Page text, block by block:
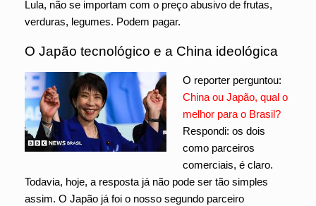
Lula, não se importam com o preço abusivo de frutas,
verduras, legumes. Podem pagar.
O Japão tecnológico e a China ideológica
O reporter perguntou:
China ou Japão, qual o
melhor para o Brasil?
Respondi: os dois
como parceiros
comerciais, é claro.
Todavia, hoje, a resposta já não pode ser tão simples
assim. O Japão já foi o nosso segundo parceiro